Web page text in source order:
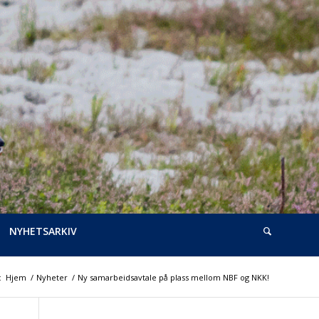
NYHETSARKIV
Hjem / Nyheter / Ny samarbeidsavtale på plass mellom NBF og NKK!